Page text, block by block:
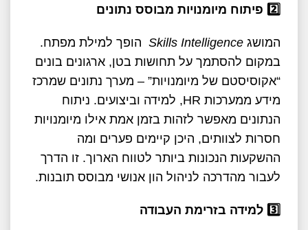
2️ פיתוח מיומנויות מבוסס נתונים
המושג Skills Intelligence הופך למילת מפתח.
במקום להסתמך על תחושות בטן, ארגונים בונים
“אקוסיסטם של מיומנויות” – מערך נתונים שמרכז
מידע ממערכות HR, למידה וביצועים. ניתוח
הנתונים מאפשר לזהות בזמן אמת אילו מיומנויות
חסרות לצוותים, היכן קיימים פערים ומה
ההשקעות הנכונות ביותר לטווח הארוך. זו הדרך
לעבור מהדרכה לניהול הון אנושי מבוסס תובנות.
3️ למידה בזרימת העבודה